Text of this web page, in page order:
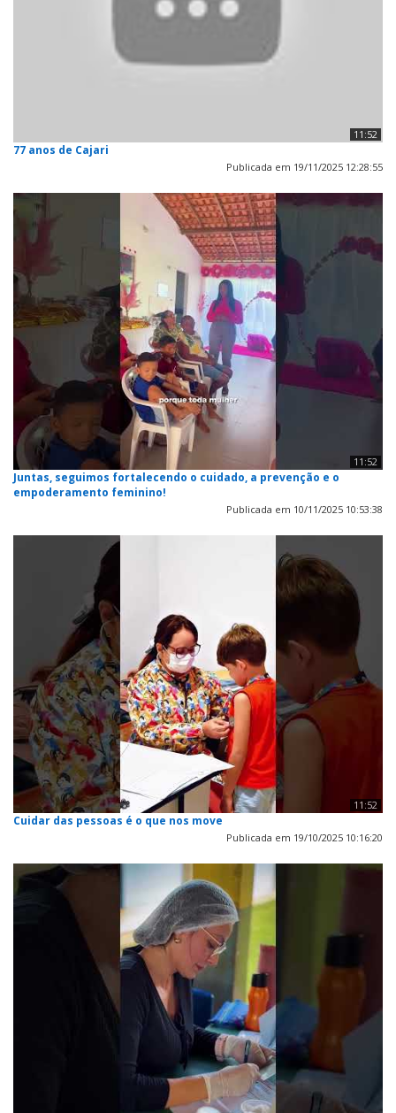
11:52
77 anos de Cajari
Publicada em 19/11/2025 12:28:55
11:52
Juntas, seguimos fortalecendo o cuidado, a prevenção e o
empoderamento feminino!
Publicada em 10/11/2025 10:53:38
11:52
Cuidar das pessoas é o que nos move
Publicada em 19/10/2025 10:16:20